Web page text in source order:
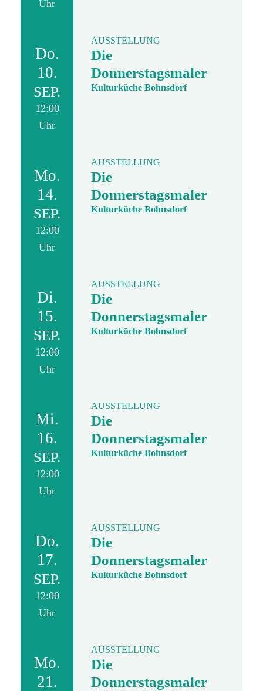
Uhr
Do.
10.
SEP.
12:00
Uhr
AUSSTELLUNG
Die
Donnerstagsmaler
Kulturküche Bohnsdorf
Mo.
14.
SEP.
12:00
Uhr
AUSSTELLUNG
Die
Donnerstagsmaler
Kulturküche Bohnsdorf
Di.
15.
SEP.
12:00
Uhr
AUSSTELLUNG
Die
Donnerstagsmaler
Kulturküche Bohnsdorf
Mi.
16.
SEP.
12:00
Uhr
AUSSTELLUNG
Die
Donnerstagsmaler
Kulturküche Bohnsdorf
Do.
17.
SEP.
12:00
Uhr
AUSSTELLUNG
Die
Donnerstagsmaler
Kulturküche Bohnsdorf
Mo.
21.
AUSSTELLUNG
Die
Donnerstagsmaler